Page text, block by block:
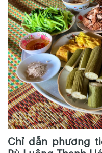
Chỉ dẫn phương